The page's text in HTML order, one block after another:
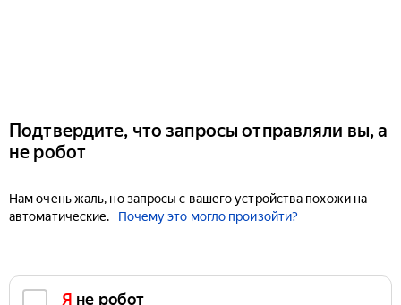
Подтвердите, что запросы отправляли вы, а
не робот
Нам очень жаль, но запросы с вашего устройства похожи на
автоматические.
Почему это могло произойти?
Я не робот